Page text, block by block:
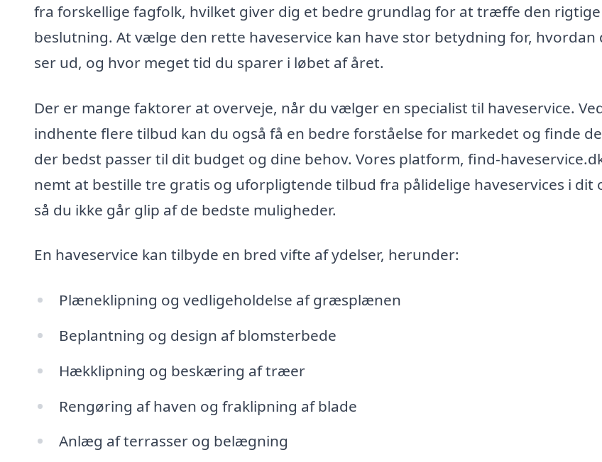
fra forskellige fagfolk, hvilket giver dig et bedre grundlag for at træffe den rigtige
beslutning. At vælge den rette haveservice kan have stor betydning for, hvordan
ser ud, og hvor meget tid du sparer i løbet af året.
Der er mange faktorer at overveje, når du vælger en specialist til haveservice.
indhente flere tilbud kan du også få en bedre forståelse for markedet og finde
der bedst passer til dit budget og dine behov. Vores platform, find-
nemt at bestille tre gratis og uforpligtende tilbud fra pålidelige haveservices i dit
så du ikke går glip af de bedste muligheder.
En haveservice kan tilbyde en bred vifte af ydelser, herunder:
Plæneklipning og vedligeholdelse af græsplænen
Beplantning og design af blomsterbede
Hækklipning og beskæring af træer
Rengøring af haven og fraklipning af blade
Anlæg af terrasser og belægning